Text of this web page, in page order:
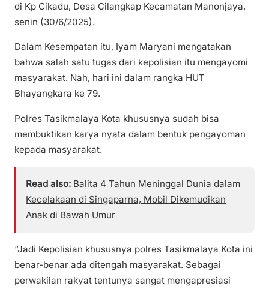
di Kp Cikadu, Desa Cilangkap Kecamatan Manonjaya,
senin (30/6/2025).
Dalam Kesempatan itu, Iyam Maryani mengatakan
bahwa salah satu tugas dari kepolisian itu mengayomi
masyarakat. Nah, hari ini dalam rangka HUT
Bhayangkara ke 79.
Polres Tasikmalaya Kota khususnya sudah bisa
membuktikan karya nyata dalam bentuk pengayoman
kepada masyarakat.
Read also: Balita 4 Tahun Meninggal Dunia dalam
Kecelakaan di Singaparna, Mobil Dikemudikan
Anak di Bawah Umur
“Jadi Kepolisian khususnya polres Tasikmalaya Kota ini
benar-benar ada ditengah masyarakat. Sebagai
perwakilan rakyat tentunya sangat mengapresiasi